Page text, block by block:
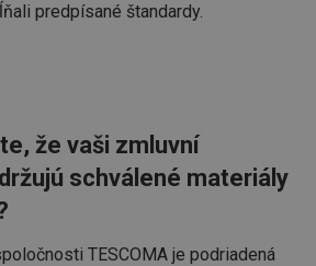
predpísané štandardy.
že vaši zmluvní
schválené materiály
TESCOMA je podriadená